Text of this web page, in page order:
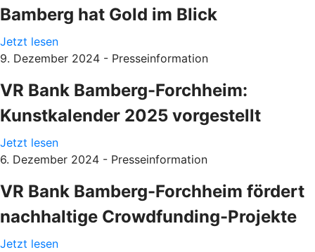
Bamberg hat Gold im Blick
Jetzt lesen
9. Dezember 2024 - Presseinformation
VR Bank Bamberg-Forchheim:
Kunstkalender 2025 vorgestellt
Jetzt lesen
6. Dezember 2024 - Presseinformation
VR Bank Bamberg-Forchheim fördert
nachhaltige Crowdfunding-Projekte
Jetzt lesen